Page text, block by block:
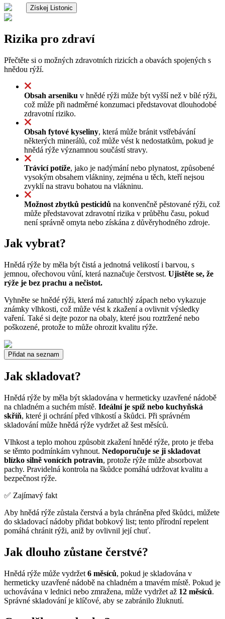
Získej Listonic
Rizika pro zdraví
Přečtěte si o možných zdravotních rizicích a obavách spojených s
hnědou rýží.
Obsah arseniku v hnědé rýži může být vyšší než v bílé rýži,
což může při nadměrné konzumaci představovat dlouhodobé
zdravotní riziko.
Obsah fytové kyseliny, která může bránit vstřebávání
některých minerálů, což může vést k nedostatkům, pokud je
hnědá rýže významnou součástí stravy.
Trávicí potíže, jako je nadýmání nebo plynatost, způsobené
vysokým obsahem vlákniny, zejména u těch, kteří nejsou
zvyklí na stravu bohatou na vlákninu.
Možnost zbytků pesticidů na konvenčně pěstované rýži, což
může představovat zdravotní rizika v průběhu času, pokud
není správně omyta nebo získána z důvěryhodného zdroje.
Jak vybrat?
Hnědá rýže by měla být čistá a jednotná velikostí i barvou, s
jemnou, ořechovou vůní, která naznačuje čerstvost. Ujistěte se, že
rýže je bez prachu a nečistot.
Vyhněte se hnědé rýži, která má zatuchlý zápach nebo vykazuje
známky vlhkosti, což může vést k zkažení a ovlivnit výsledky
vaření. Také si dejte pozor na obaly, které jsou roztržené nebo
poškozené, protože to může ohrozit kvalitu rýže.
Přidat na seznam
Jak skladovat?
Hnědá rýže by měla být skladována v hermeticky uzavřené nádobě
na chladném a suchém místě. Ideální je spíž nebo kuchyňská
skříň, které ji ochrání před vlhkostí a škůdci. Při správném
skladování může hnědá rýže vydržet až šest měsíců.
Vlhkost a teplo mohou způsobit zkažení hnědé rýže, proto je třeba
se těmto podmínkám vyhnout. Nedoporučuje se ji skladovat
blízko silně vonících potravin, protože rýže může absorbovat
pachy. Pravidelná kontrola na škůdce pomáhá udržovat kvalitu a
bezpečnost rýže.
✅ Zajímavý fakt
Aby hnědá rýže zůstala čerstvá a byla chráněna před škůdci, můžete
do skladovací nádoby přidat bobkový list; tento přírodní repelent
pomáhá chránit rýži, aniž by ovlivnil její chuť.
Jak dlouho zůstane čerstvé?
Hnědá rýže může vydržet 6 měsíců, pokud je skladována v
hermeticky uzavřené nádobě na chladném a tmavém místě. Pokud je
uchovávána v lednici nebo zmražena, může vydržet až 12 měsíců.
Správné skladování je klíčové, aby se zabránilo žluknutí.